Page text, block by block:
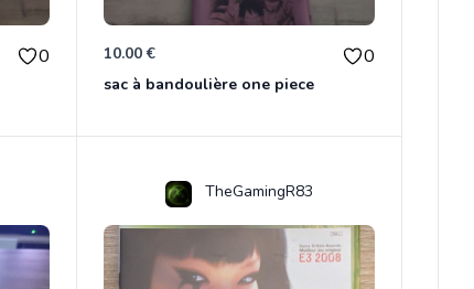
0 10.00 € 0
sac à bandoulière one piece
TheGamingR83